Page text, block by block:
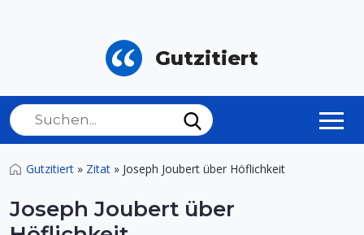
Gutzitiert
Gutzitiert » Zitat » Joseph Joubert über Höflichkeit
Joseph Joubert über